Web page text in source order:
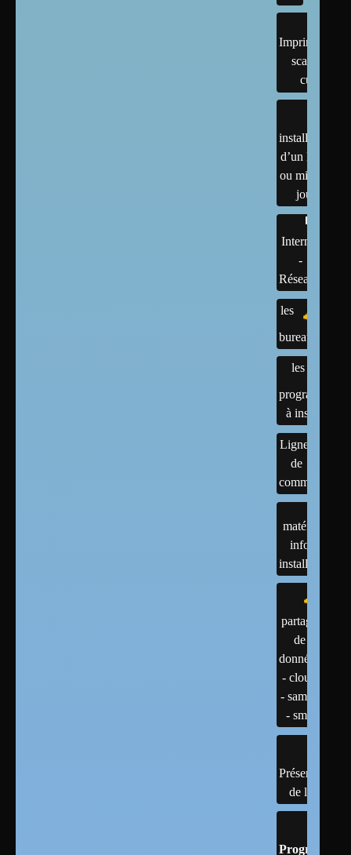
Imprimantes,
scanner,
cups
installation
d’un linux
ou mises à
jour
Internet
-
Réseaux
les
bureaux
les
programmes
à installer
Lignes
de
commandes
matériels :
infos et
installations
partage
de
données
- cloud
- samba
- smb
Présentation
de linux